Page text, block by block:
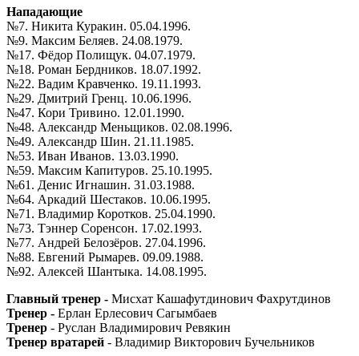
Нападающие
№7. Никита Куракин. 05.04.1996.
№9. Максим Беляев. 24.08.1979.
№17. Фёдор Полищук. 04.07.1979.
№18. Роман Бердников. 18.07.1992.
№22. Вадим Кравченко. 19.11.1993.
№29. Дмитрий Гренц. 10.06.1996.
№47. Кори Тривино. 12.01.1990.
№48. Александр Меньщиков. 02.08.1996.
№49. Александр Шин. 21.11.1985.
№53. Иван Иванов. 13.03.1990.
№59. Максим Капитуров. 25.10.1995.
№61. Денис Игнашин. 31.03.1988.
№64. Аркадий Шестаков. 10.06.1995.
№71. Владимир Коротков. 25.04.1990.
№73. Тэннер Соренсон. 17.02.1993.
№77. Андрей Белозёров. 27.04.1996.
№88. Евгений Рымарев. 09.09.1988.
№92. Алексей Шантыка. 14.08.1995.
Главный тренер - Мисхат Кашафутдинович Фахрутдинов
Тренер - Ерлан Ерлесович Сагымбаев
Тренер - Руслан Владимирович Ревякин
Тренер вратарей - Владимир Викторович Бучельников